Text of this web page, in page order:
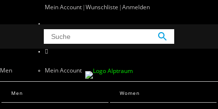
Mein Account Wunschliste Anmelden
Men
Men Sweats
Men T-Shirts
Mein Account
Men Women